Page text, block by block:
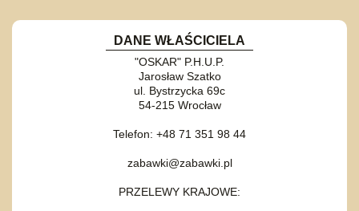
DANE WŁAŚCICIELA
"OSKAR" P.H.U.P.
Jarosław Szatko
ul. Bystrzycka 69c
54-215 Wrocław
Telefon: +48 71 351 98 44
zabawki@zabawki.pl
PRZELEWY KRAJOWE: